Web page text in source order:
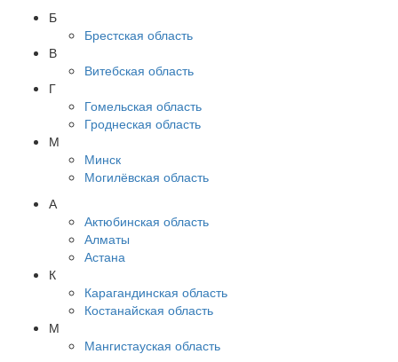
Б
Брестская область
В
Витебская область
Г
Гомельская область
Гроднеская область
М
Минск
Могилёвская область
А
Актюбинская область
Алматы
Астана
К
Карагандинская область
Костанайская область
М
Мангистауская область